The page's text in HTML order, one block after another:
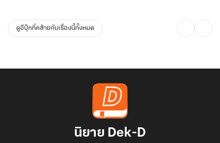
ดูอีบุ๊กที่คล้ายกับเรื่องนี้ทั้งหมด
นิยาย Dek-D